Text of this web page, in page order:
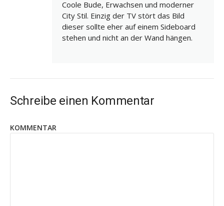
Coole Bude, Erwachsen und moderner
City Stil. Einzig der TV stört das Bild
dieser sollte eher auf einem Sideboard
stehen und nicht an der Wand hängen.
Schreibe einen Kommentar
KOMMENTAR